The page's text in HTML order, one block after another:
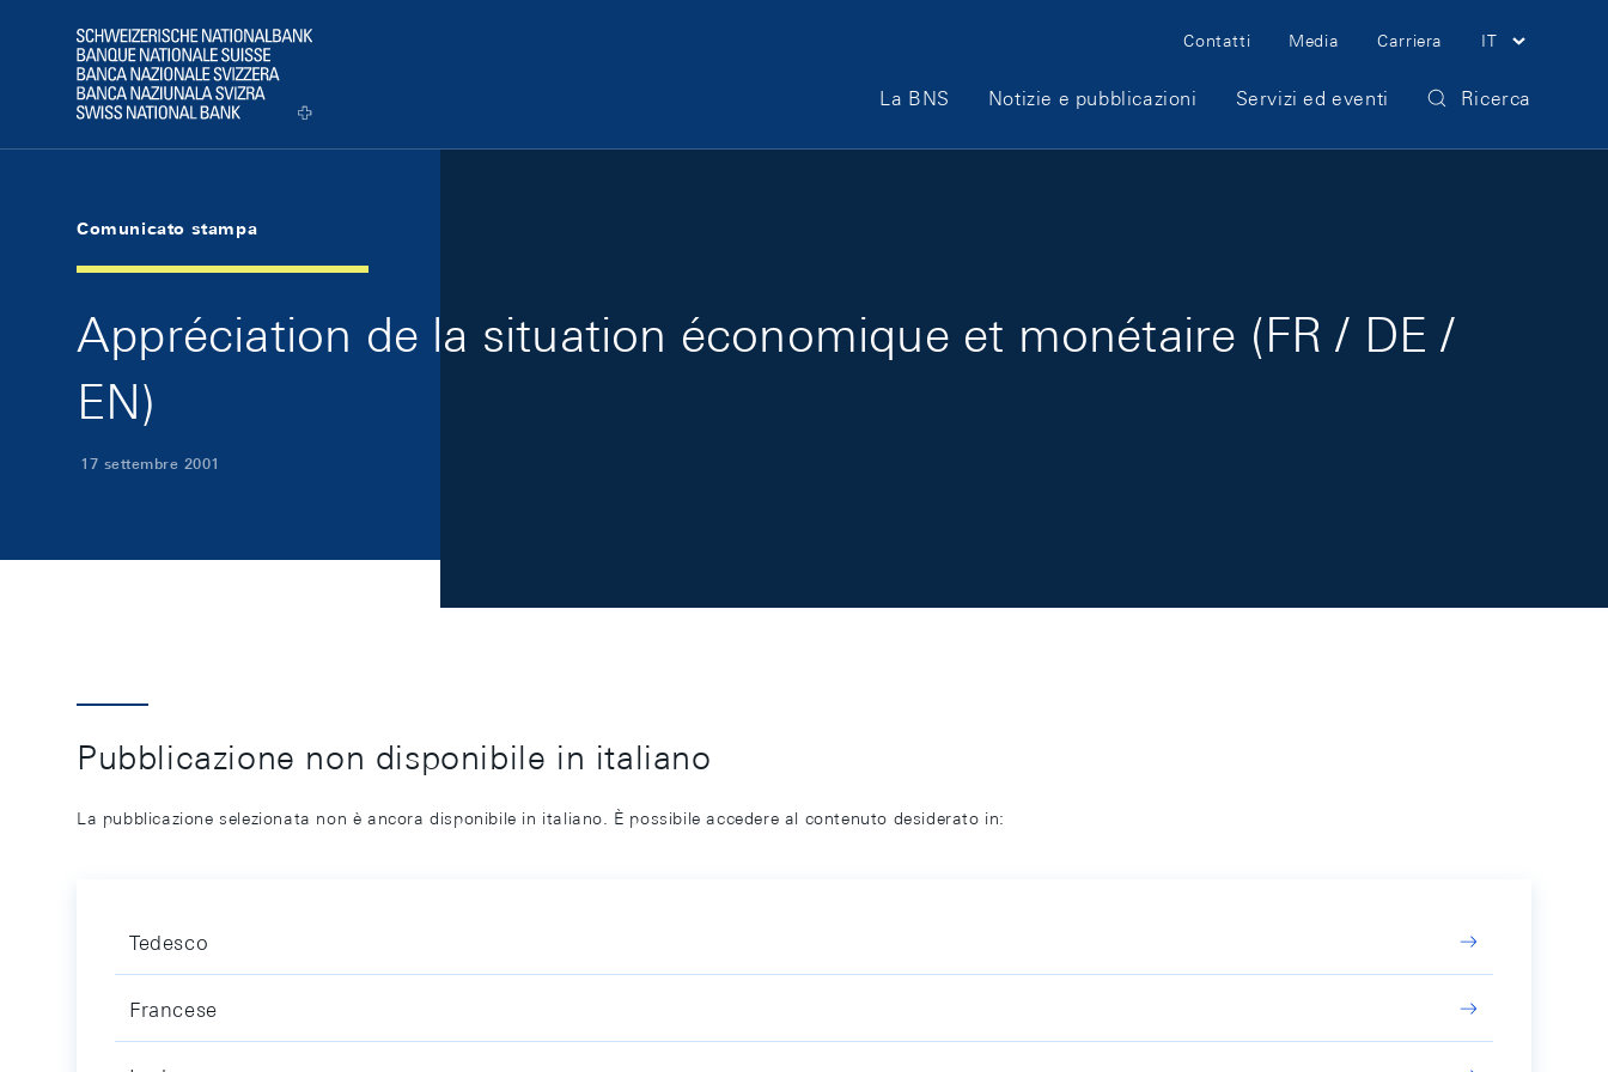
Logo
Meta Navigation
Contatti Media Carriera IT
Main Navigation
La BNS Notizie e pubblicazioni Servizi ed eventi Ricerca
Comunicato stampa
Appréciation de la situation économique et monétaire (FR / DE /
EN)
17 settembre 2001
Pubblicazione non disponibile in italiano
La pubblicazione selezionata non è ancora disponibile in italiano. È possibile accedere al contenuto desiderato in:
Tedesco
Francese